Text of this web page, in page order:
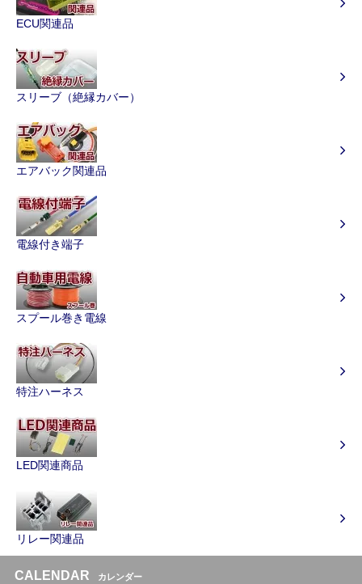
ECU関連品
スリーブ（絶縁カバー）
エアバック関連品
電線付き端子
スプール巻き電線
特注ハーネス
LED関連商品
リレー関連品
CALENDAR カレンダー